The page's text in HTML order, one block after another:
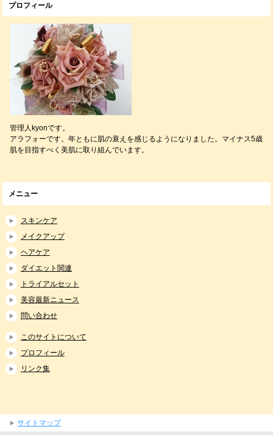
プロフィール
管理人kyonです。
アラフォーです。年ともに肌の衰えを感じるようになりました。マイナス5歳
肌を目指すべく美肌に取り組んでいます。
メニュー
スキンケア
メイクアップ
ヘアケア
ダイエット関連
トライアルセット
美容最新ニュース
問い合わせ
このサイトについて
プロフィール
リンク集
サイトマップ